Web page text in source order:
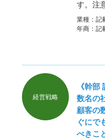
す。注
けない
しまっ
業種： 記
年商： 記
経営戦略
《幹
数名の
顧客の
ぐにで
べきこ